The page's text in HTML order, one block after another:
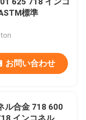
標準
お問い合わせ
ル合金 718 600